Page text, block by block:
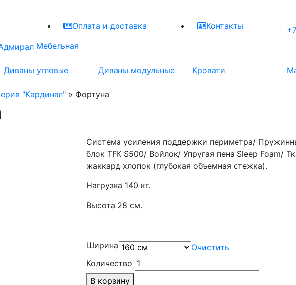
Оплата и доставка Контакты
Мебельная
Диваны угловые Диваны модульные Кровати
"Кардинал" » Фортуна
Система усиления поддержки периметра/
блок TFK S500/ Войлок/ Упругая пена Sleep Foam/
жаккард хлопок (глубокая объемная стежка).
Нагрузка 140 кг.
Высота 28 см.
Ширина
Очистить
Количество
В корзину